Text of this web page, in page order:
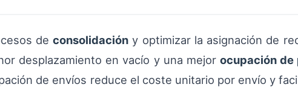
de consolidación y optimizar la asignación de
desplazamiento en vacío y una mejor ocupación de
de envíos reduce el coste unitario por envío y